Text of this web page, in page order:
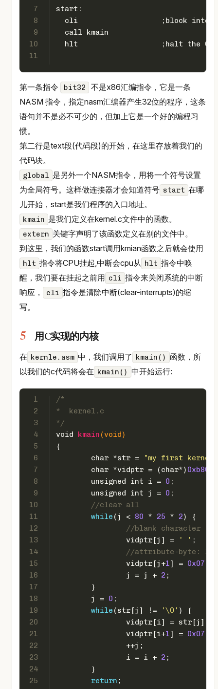
7
8
9
10
11
start:
cli 			;block
  call kmain
  hlt		 	;halt the CPU
第一条指令 bit32
不是x86汇编指令，它是一条
NASM 指令，指定nasm汇编器产生32位的程序，这条
语句并不是必不可少的，但加上它是一个好的编程习
惯。
第二行是text段(代码段)的开始，在这里存放着我们的
代码块。
global 是另外一个NASM指令，用将一个符号设置
为全局符号。这样做连接器才会知道符号 start 在哪
儿开始，start是我们程序的入口地址。
kmain 是我们定义在kernel.c文件中的函数。
extern 关键字声明了该函数定义在别的文件中。
到这里，我们的函数start调用kmian函数之后就会使用
hlt 指令将CPU挂起,中断会cpu从 hlt 指令中唤
醒，我们要在挂起之前用 cli 指令来关闭系统的中断
响应，
cli 指令是清除中断(clear-interrupts)的缩
写。
用C实现的内核
在 kernle.asm 中，我们调用了 kmain()
函数，所
以我们的c代码将会在 kmain() 中开始运行:
1
2
3
4
5
6
7
8
9
10
11
12
13
14
15
16
17
18
19
20
21
22
23
24
25
/*
*  kernel.c
*/
void
kmain (void)
{
char *str =
"my first kernel"
char *vidptr = (char*) 0xb8000
unsigned
int i = 0 ;
unsigned
int j = 0 ;
//clear all
while (j < 80 * 25 * 2) {
//blank character
		vidptr[j] =
' ' ;
		vidptr[j+
1] = 0x07
		j = j +
2 ;
	}
	j =
0 ;
while (str[j] != '\0' ) {
		vidptr[i] = str[j];
		vidptr[i+
1] = 0x07
		++j;
		i = i +
2 ;
	}
return ;